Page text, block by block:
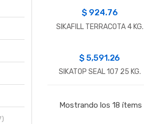
$ 924.76
SIKAFILL TERRACOTA 4 KG.
$5,591.26
SIKATOP SEAL 107 25 KG.
Mostrando los 18 ítems